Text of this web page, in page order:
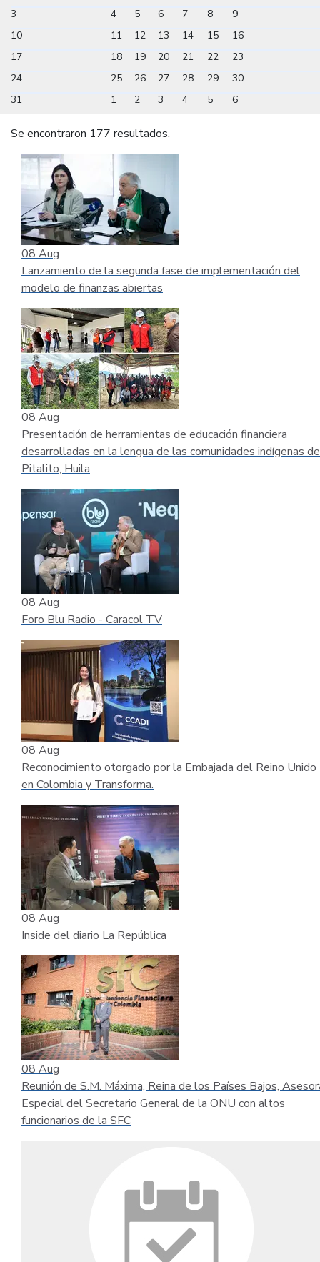
3
4 5 6 7 8
9
10
11 12 13 14 15
16
17
18 19 20 21 22
23
24
25 26 27 28 29
30
31
1 2 3 4 5 6
Se encontraron 177 resultados.
08 Aug
Lanzamiento de la segunda fase de implementación del
modelo de finanzas abiertas
08 Aug
Presentación de herramientas de educación financiera
desarrolladas en la lengua de las comunidades indígenas de
Pitalito, Huila
08 Aug
Foro Blu Radio - Caracol TV
08 Aug
Reconocimiento otorgado por la Embajada del Reino Unido
en Colombia y Transforma.
08 Aug
Inside del diario La República
08 Aug
Reunión de S.M. Máxima, Reina de los Países Bajos,
Especial del Secretario General de la ONU con altos
funcionarios de la SFC